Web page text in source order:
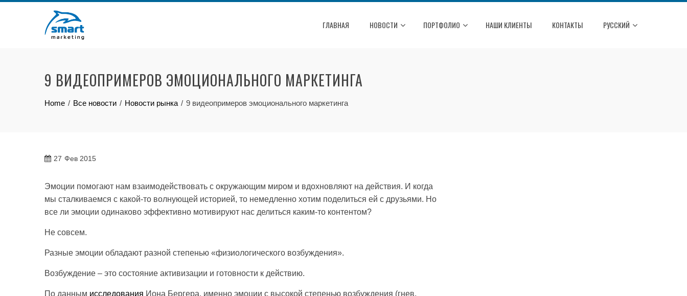
ГЛАВНАЯ НОВОСТИ ПОРТФОЛИО НАШИ КЛИЕНТЫ КОНТАКТЫ РУССКИЙ
9 ВИДЕОПРИМЕРОВ ЭМОЦИОНАЛЬНОГО МАРКЕТИНГА
Home Все новости Новости рынка 9 видеопримеров эмоционального маркетинга
27 Фев 2015
Эмоции помогают нам взаимодействовать с окружающим миром и вдохновляют на действия. И когда
мы сталкиваемся с какой-то волнующей историей, то немедленно хотим поделиться ей с друзьями. Но
все ли эмоции одинаково эффективно мотивируют нас делиться каким-то контентом?
Не совсем.
Разные эмоции обладают разной степенью «физиологического возбуждения».
Возбуждение – это состояние активизации и готовности к действию.
По данным исследования Иона Бергера, именно эмоции с высокой степенью возбуждения (гнев,